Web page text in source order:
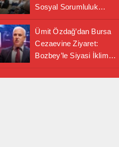
Sosyal Sorumluluk
Alanında Önemli İş
Birliği Adımı
Ümit Özdağ’dan Bursa
Cezaevine Ziyaret:
Bozbey’le Siyasi İklim